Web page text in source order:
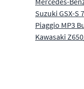
Suzuki GSX-S
Piaggio MP3
Kawasaki